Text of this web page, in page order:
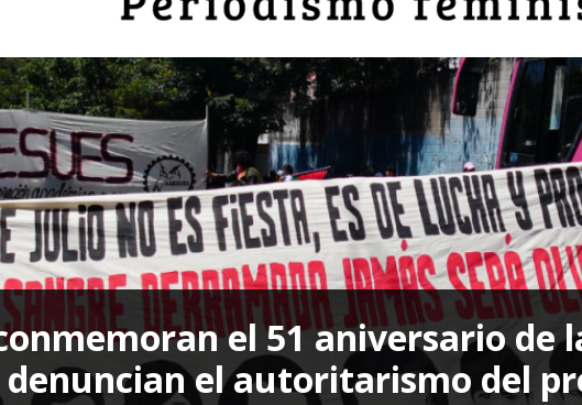
y FMLN apuestan por mujeres en sus fórmulas presidenciales para 2027
Hildaura le falló el Estado OPINIÓN
allá de los casos: cómo entender el VIH en El Salvador ACTUALIDAD
el 51 aniversario de
denuncian el autoritarismo del